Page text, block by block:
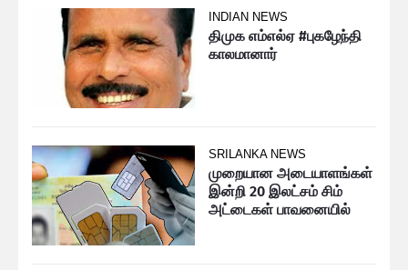
INDIAN NEWS
திமுக எம்எல்ஏ #புகழேந்தி
காலமானார்
SRILANKA NEWS
முறையான அடையாளங்கள்
இன்றி 20 இலட்சம் சிம்
அட்டைகள் பாவனையில்